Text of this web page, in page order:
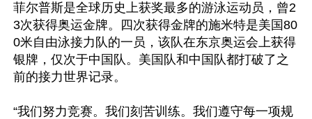
菲尔普斯是全球历史上获奖最多的游泳运动员，曾2
3次获得奥运金牌。四次获得金牌的施米特是美国80
0米自由泳接力队的一员，该队在东京奥运会上获得
银牌，仅次于中国队。美国队和中国队都打破了之
前的接力世界记录。
“我们努力竞赛。我们刻苦训练。我们遵守每一项规